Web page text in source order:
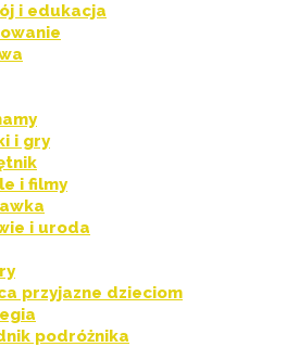
i edukacja
i gry
i filmy
i uroda
przyjazne dzieciom
podróżnika